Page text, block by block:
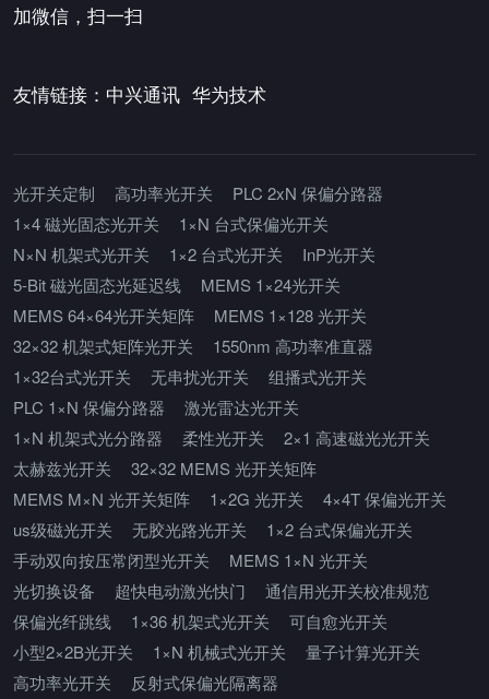
加微信，扫一扫
友情链接： 中兴通讯 华为技术
光开关定制 高功率光开关
PLC 2xN 保偏分路器
1×4 磁光固态光开关
1×N 台式保偏光开关
N×N 机架式光开关
1×2 台式光开关
InP光开关
5-Bit 磁光固态光延迟线
MEMS 1×24光开关
MEMS 64×64光开关矩阵
MEMS 1×128 光开关
32×32 机架式矩阵光开关
1550nm 高功率准直器
1×32台式光开关
无串扰光开关
组播式光开关
PLC 1×N 保偏分路器
激光雷达光开关
1×N 机架式光分路器
柔性光开关
2×1 高速磁光光开关
太赫兹光开关
32×32 MEMS 光开关矩阵
MEMS M×N 光开关矩阵
1×2G 光开关
4×4T 保偏光开关
us级磁光开关
无胶光路光开关
1×2 台式保偏光开关
手动双向按压常闭型光开关
MEMS 1×N 光开关
光切换设备
超快电动激光快门
通信用光开关校准规范
保偏光纤跳线
1×36 机架式光开关
可自愈光开关
小型2×2B光开关
1×N 机械式光开关
量子计算光开关
高功率光开关
反射式保偏光隔离器